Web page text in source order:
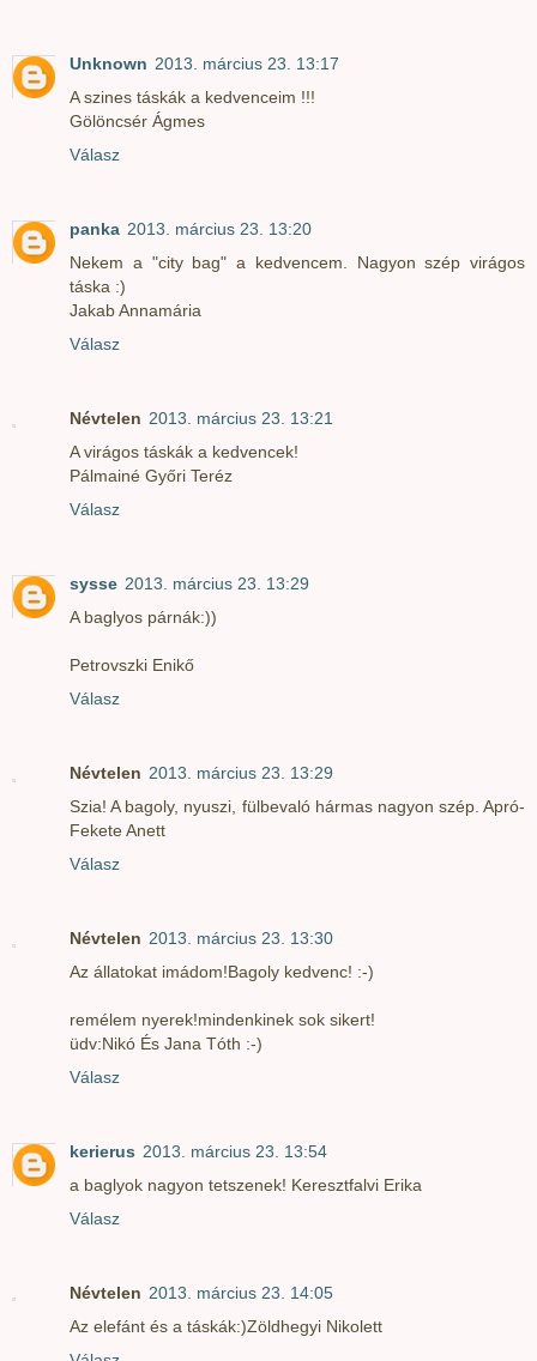
Unknown 2013. március 23. 13:17
A szines táskák a kedvenceim !!!
Gölöncsér Ágmes
Válasz
panka 2013. március 23. 13:20
Nekem a "city bag" a kedvencem. Nagyon szép virágos
táska :)
Jakab Annamária
Válasz
Névtelen 2013. március 23. 13:21
A virágos táskák a kedvencek!
Pálmainé Győri Teréz
Válasz
sysse 2013. március 23. 13:29
A baglyos párnák:))
Petrovszki Enikő
Válasz
Névtelen 2013. március 23. 13:29
Szia! A bagoly, nyuszi, fülbevaló hármas nagyon szép. Apró-
Fekete Anett
Válasz
Névtelen 2013. március 23. 13:30
Az állatokat imádom!Bagoly kedvenc! :-)
remélem nyerek!mindenkinek sok sikert!
üdv:Nikó És Jana Tóth :-)
Válasz
kerierus 2013. március 23. 13:54
a baglyok nagyon tetszenek! Keresztfalvi Erika
Válasz
Névtelen 2013. március 23. 14:05
Az elefánt és a táskák:)Zöldhegyi Nikolett